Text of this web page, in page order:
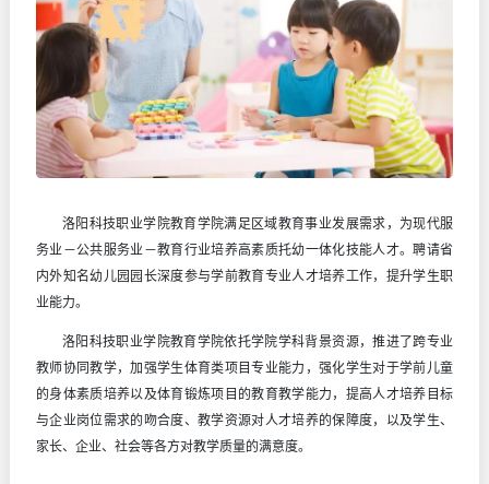
洛阳科技职业学院教育学院满足区域教育事业发展需求，为现代服
务业－公共服务业－教育行业培养高素质托幼一体化技能人才。聘请省
内外知名幼儿园园长深度参与学前教育专业人才培养工作，提升学生职
业能力。
洛阳科技职业学院教育学院依托学院学科背景资源，推进了跨专业
教师协同教学，加强学生体育类项目专业能力，强化学生对于学前儿童
的身体素质培养以及体育锻炼项目的教育教学能力，提高人才培养目标
与企业岗位需求的吻合度、教学资源对人才培养的保障度，以及学生、
家长、企业、社会等各方对教学质量的满意度。